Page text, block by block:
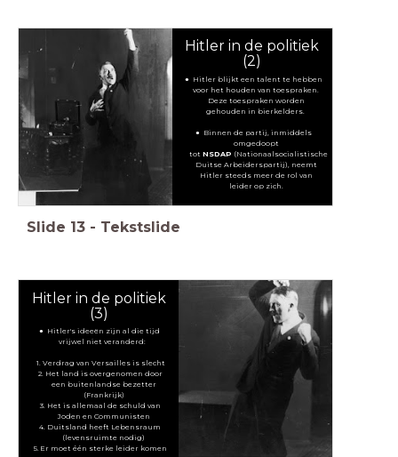
Hitler in de politiek
(2)
Hitler blijkt een talent te hebben
voor het houden van toespraken.
Deze toespraken worden
gehouden in bierkelders.
Binnen de partij, inmiddels
omgedoopt
totNSDAP (Nationaalsocialistische
Duitse Arbeiderspartij), neemt
Hitler steeds meer de rol van
leider op zich.
Slide 13 - Tekstslide
Hitler in de politiek
(3)
Hitler's ideeën zijn al die tijd
vrijwel niet veranderd:
Verdrag van Versailles is slecht
Het land is overgenomen door
een buitenlandse bezetter
(Frankrijk)
Het is allemaal de schuld van
Joden en Communisten
Duitsland heeft Lebensraum
(levensruimte nodig)
Er moet één sterke leider komen